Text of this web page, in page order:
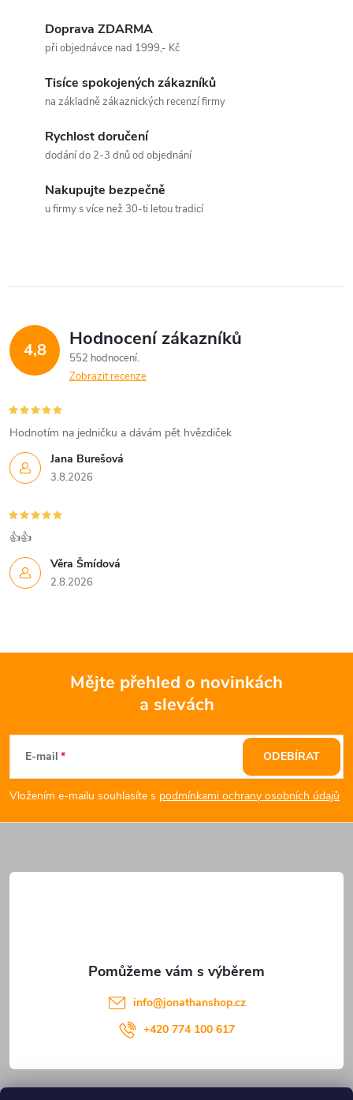
ý
p
i
s
u
Doprava ZDARMA
při objednávce nad 1999,- Kč
Tisíce spokojených zákazníků
na základně zákaznických recenzí firmy
Rychlost doručení
dodání do 2-3 dnů od objednání
Nakupujte bezpečně
u firmy s více než 30-ti letou tradicí
4,8 Hodnocení zákazníků
552 hodnocení
Zobrazit recenze
Jana Burešová
3.8.2026
Hodnotím na jedničku a dávám pět hvězdiček
Věra Šmídová
2.8.2026
👍👍
p
a
t
Mějte přehled o novinkách
a slevách
E-mail
Vložením e-mailu souhlasíte s podmínkami ochrany osobních údajů
ODEBÍRAT
info@jonathanshop.cz
+420 774 100 617